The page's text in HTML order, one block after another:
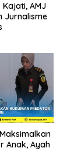
AMJ
Jurnalisme
Anak, Ayah